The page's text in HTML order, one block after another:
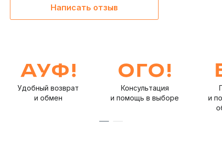
Написать отзыв
Удобный возврат
и обмен
Консультация
и помощь в выборе
и